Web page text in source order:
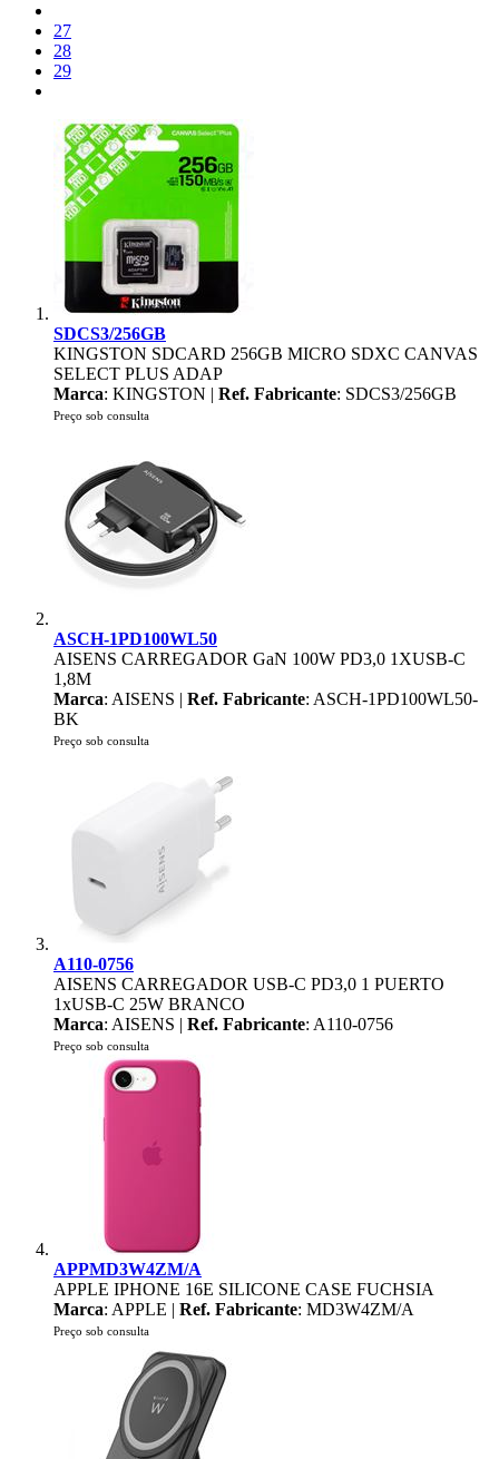
27
28
29
SDCS3/256GB
KINGSTON SDCARD 256GB MICRO SDXC CANVAS
SELECT PLUS ADAP
Marca: KINGSTON | Ref. Fabricante: SDCS3/256GB
Preço sob consulta
ASCH-1PD100WL50
AISENS CARREGADOR GaN 100W PD3,0 1XUSB-C
1,8M
Marca: AISENS | Ref. Fabricante: ASCH-1PD100WL50-
BK
Preço sob consulta
A110-0756
AISENS CARREGADOR USB-C PD3,0 1 PUERTO
1xUSB-C 25W BRANCO
Marca: AISENS | Ref. Fabricante: A110-0756
Preço sob consulta
APPMD3W4ZM/A
APPLE IPHONE 16E SILICONE CASE FUCHSIA
Marca: APPLE | Ref. Fabricante: MD3W4ZM/A
Preço sob consulta